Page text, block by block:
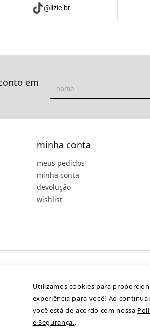
@lizie.br
em
minha conta
meus pedidos
minha conta
devolução
wishlist
E-
Utilizamos cookies para
experiência para você! Ao
você está de acordo com nossa
e Segurança..